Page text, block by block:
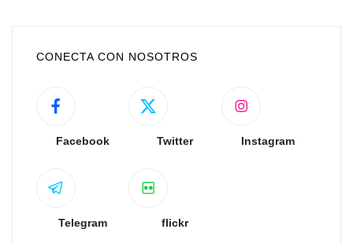
CONECTA CON NOSOTROS
Facebook Twitter Instagram
Telegram flickr